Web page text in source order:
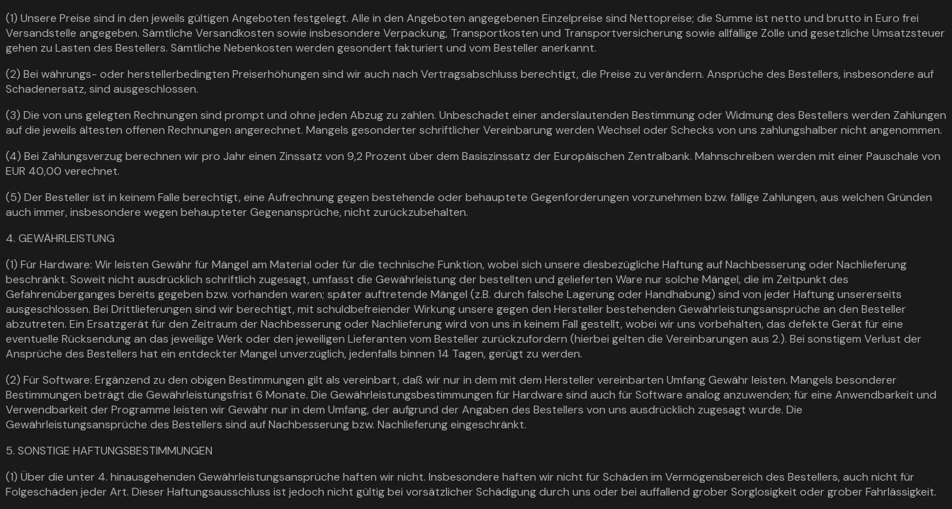
(1) Unsere Preise sind in den jeweils gültigen Angeboten festgelegt. Alle in den Angeboten angegebenen Einzelpreise sind Nettopreise; die Summe ist netto und brutto in Euro frei
Versandstelle angegeben. Sämtliche Versandkosten sowie insbesondere Verpackung, Transportkosten und Transportversicherung sowie allfällige Zölle und gesetzliche Umsatzsteuer
gehen zu Lasten des Bestellers. Sämtliche Nebenkosten werden gesondert fakturiert und vom Besteller anerkannt.
(2) Bei währungs- oder herstellerbedingten Preiserhöhungen sind wir auch nach Vertragsabschluss berechtigt, die Preise zu verändern. Ansprüche des Bestellers, insbesondere auf
Schadenersatz, sind ausgeschlossen.
(3) Die von uns gelegten Rechnungen sind prompt und ohne jeden Abzug zu zahlen. Unbeschadet einer anderslautenden Bestimmung oder Widmung des Bestellers werden Zahlungen
auf die jeweils ältesten offenen Rechnungen angerechnet. Mangels gesonderter schriftlicher Vereinbarung werden Wechsel oder Schecks von uns zahlungshalber nicht angenommen.
(4) Bei Zahlungsverzug berechnen wir pro Jahr einen Zinssatz von 9,2 Prozent über dem Basiszinssatz der Europäischen Zentralbank. Mahnschreiben werden mit einer Pauschale von
EUR 40,00 verechnet.
(5) Der Besteller ist in keinem Falle berechtigt, eine Aufrechnung gegen bestehende oder behauptete Gegenforderungen vorzunehmen bzw. fällige Zahlungen, aus welchen Gründen
auch immer, insbesondere wegen behaupteter Gegenansprüche, nicht zurückzubehalten.
4. GEWÄHRLEISTUNG
(1) Für Hardware: Wir leisten Gewähr für Mängel am Material oder für die technische Funktion, wobei sich unsere diesbezügliche Haftung auf Nachbesserung oder Nachlieferung
beschränkt. Soweit nicht ausdrücklich schriftlich zugesagt, umfasst die Gewährleistung der bestellten und gelieferten Ware nur solche Mängel, die im Zeitpunkt des
Gefahrenüberganges bereits gegeben bzw. vorhanden waren; später auftretende Mängel (z.B. durch falsche Lagerung oder Handhabung) sind von jeder Haftung unsererseits
ausgeschlossen. Bei Drittlieferungen sind wir berechtigt, mit schuldbefreiender Wirkung unsere gegen den Hersteller bestehenden Gewährleistungsansprüche an den Besteller
abzutreten. Ein Ersatzgerät für den Zeitraum der Nachbesserung oder Nachlieferung wird von uns in keinem Fall gestellt, wobei wir uns vorbehalten, das defekte Gerät für eine
eventuelle Rücksendung an das jeweilige Werk oder den jeweiligen Lieferanten vom Besteller zurückzufordern (hierbei gelten die Vereinbarungen aus 2.). Bei sonstigem Verlust der
Ansprüche des Bestellers hat ein entdeckter Mangel unverzüglich, jedenfalls binnen 14 Tagen, gerügt zu werden.
(2) Für Software: Ergänzend zu den obigen Bestimmungen gilt als vereinbart, daß wir nur in dem mit dem Hersteller vereinbarten Umfang Gewähr leisten. Mangels besonderer
Bestimmungen beträgt die Gewährleistungsfrist 6 Monate. Die Gewährleistungsbestimmungen für Hardware sind auch für Software analog anzuwenden; für eine Anwendbarkeit und
Verwendbarkeit der Programme leisten wir Gewähr nur in dem Umfang, der aufgrund der Angaben des Bestellers von uns ausdrücklich zugesagt wurde. Die
Gewährleistungsansprüche des Bestellers sind auf Nachbesserung bzw. Nachlieferung eingeschränkt.
5. SONSTIGE HAFTUNGSBESTIMMUNGEN
(1) Über die unter 4. hinausgehenden Gewährleistungsansprüche haften wir nicht. Insbesondere haften wir nicht für Schäden im Vermögensbereich des Bestellers, auch nicht für
Folgeschäden jeder Art. Dieser Haftungsausschluss ist jedoch nicht gültig bei vorsätzlicher Schädigung durch uns oder bei auffallend grober Sorglosigkeit oder grober Fahrlässigkeit.